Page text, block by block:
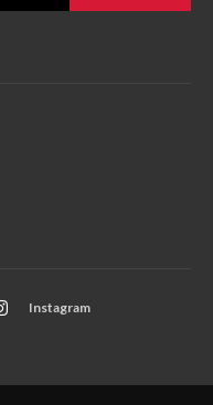
Instagram